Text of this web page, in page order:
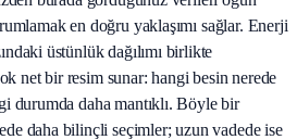
en doğru yaklaşımı sağlar. Enerji
üstünlük dağılımı birlikte
net bir resim sunar: hangi besin nerede
durumda daha mantıklı. Böyle bir
daha bilinçli seçimler; uzun vadede ise